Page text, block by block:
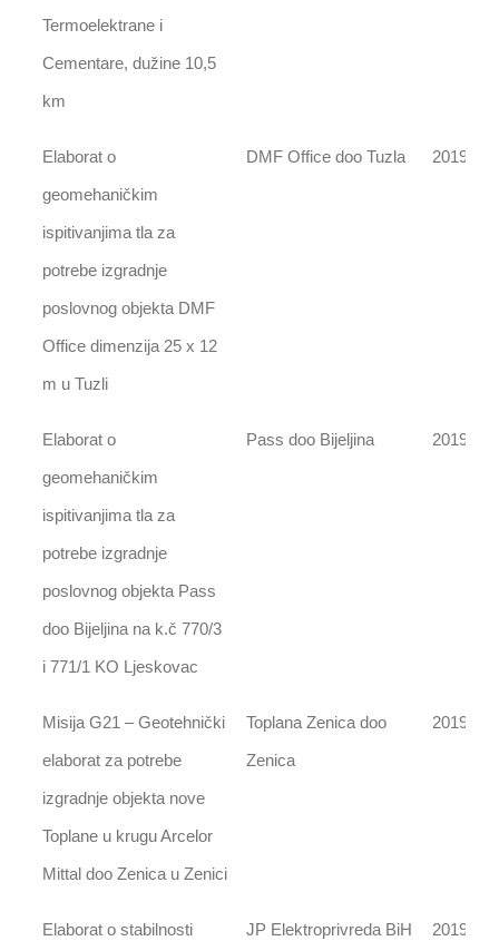
Termoelektrane i
Cementare, dužine 10,5
km
Elaborat o
geomehaničkim
ispitivanjima tla za
potrebe izgradnje
poslovnog objekta DMF
Office dimenzija 25 x 12
m u Tuzli
DMF Office doo Tuzla 2019
Elaborat o
geomehaničkim
ispitivanjima tla za
potrebe izgradnje
poslovnog objekta Pass
doo Bijeljina na k.č 770/3
i 771/1 KO Ljeskovac
Pass doo Bijeljina 2019
Misija G21 – Geotehnički
elaborat za potrebe
izgradnje objekta nove
Toplane u krugu Arcelor
Mittal doo Zenica u Zenici
Toplana Zenica doo
Zenica
2019
Elaborat o stabilnosti
JP Elektroprivreda BiH
2019